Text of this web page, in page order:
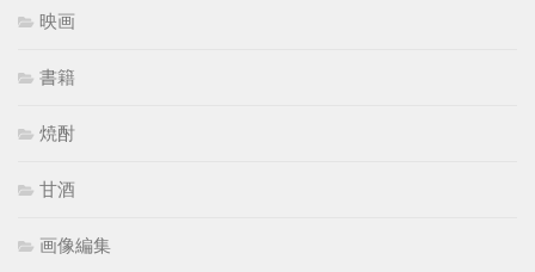
映画
書籍
焼酎
甘酒
画像編集